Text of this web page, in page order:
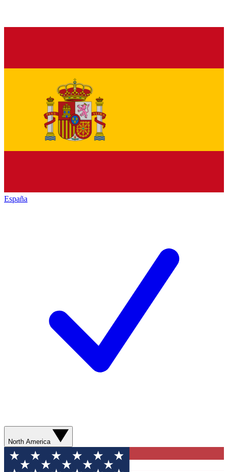
España
North America